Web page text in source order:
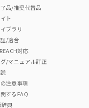
品/推奨代替品
ト
ブラリ
/適合
対応
/マニュアル訂正
注意事項
するFAQ
辞典